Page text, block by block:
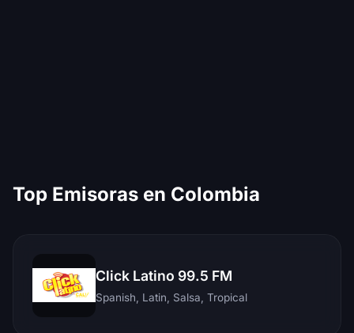
Top Emisoras en Colombia
Click Latino 99.5 FM
Spanish, Latin, Salsa, Tropical